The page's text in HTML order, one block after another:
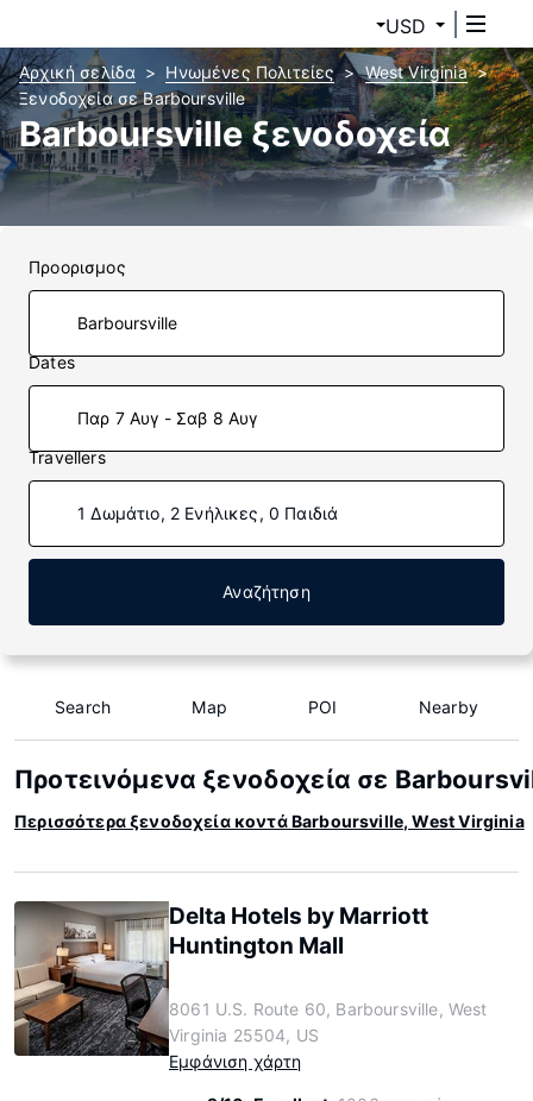
USD
Αρχική σελίδα Ηνωμένες Πολιτείες
West Virginia
Ξενοδοχεία σε Barboursville
Barboursville ξενοδοχεία
Προορισμος
Dates
Παρ 7 Αυγ - Σαβ 8 Αυγ
Travellers
1 Δωμάτιο, 2 Ενήλικες, 0 Παιδιά
Αναζήτηση
Search Map POI Nearby
Προτεινόμενα ξενοδοχεία σε
Περισσότερα ξενοδοχεία κοντά Barboursville, West Virginia
Delta Hotels by Marriott
Huntington Mall
8061 U.S. Route 60, Barboursville, West
Virginia 25504, US
Εμφάνιση χάρτη